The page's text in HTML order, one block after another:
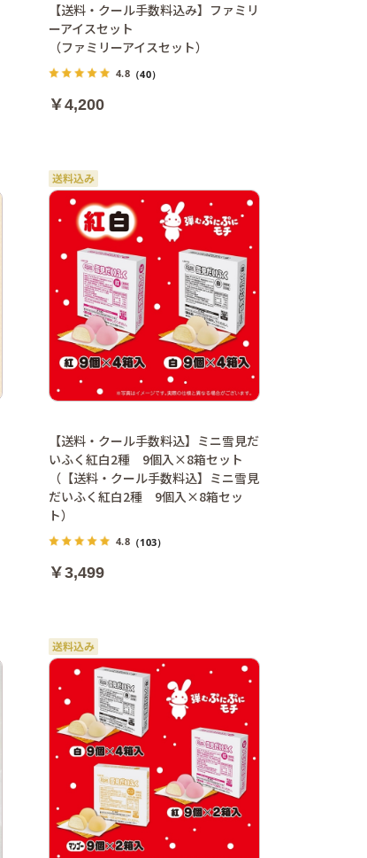
【送料・クール手数料込み】ファミリ
ーアイスセット
（ファミリーアイスセット）
4.8 （40）
￥4,200
【送料・クール手数料込】ミニ雪見だ
いふく紅白2種 9個入×8箱セット
（【送料・クール手数料込】ミニ雪見
だいふく紅白2種 9個入×8箱セッ
ト）
4.8 （103）
￥3,499